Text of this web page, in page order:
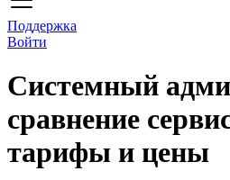
Поддержка
Войти
Системный
сравнение
тарифы и цены